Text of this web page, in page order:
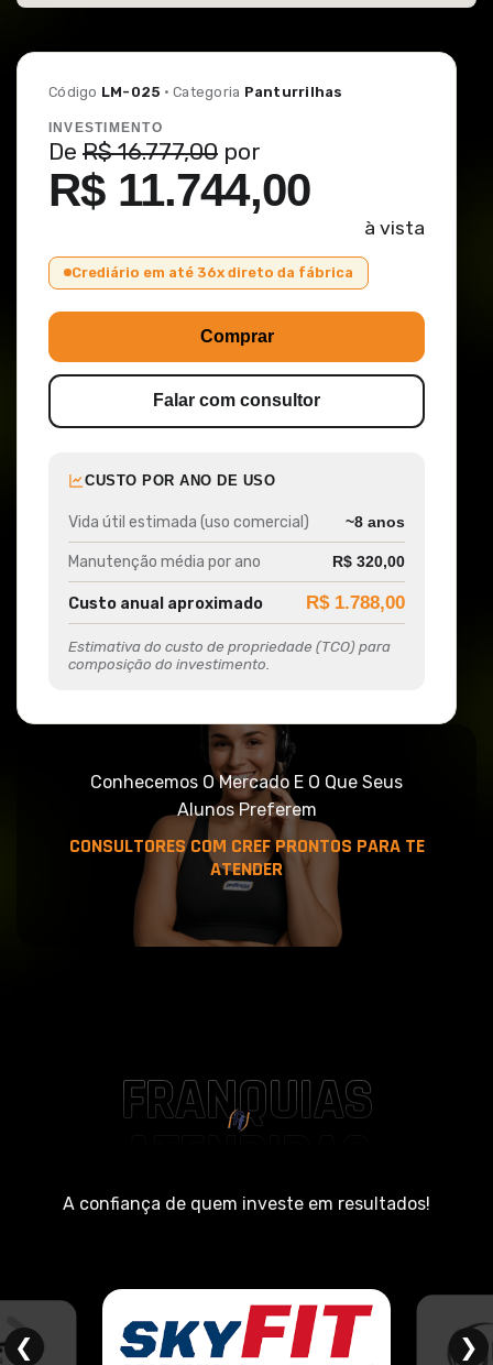
Código LM-025 · Categoria Panturrilhas
INVESTIMENTO
De R$ 16.777,00 por
R$ 11.744,00
à vista
Crediário em até 36x direto da fábrica
Comprar
Falar com consultor
CUSTO POR ANO DE USO
Vida útil estimada (uso comercial) ~8 anos
Manutenção média por ano R$ 320,00
Custo anual aproximado R$ 1.788,00
Estimativa do custo de propriedade (TCO) para
composição do investimento.
Conhecemos O Mercado E O Que Seus
Alunos Preferem
CONSULTORES COM CREF PRONTOS PARA TE
ATENDER
FRANQUIAS
ATENDIDAS
A confiança de quem investe em resultados!
❮ ❯